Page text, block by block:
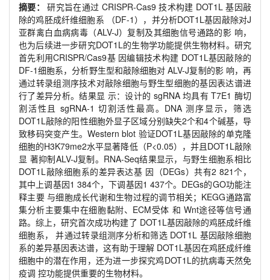
摘要：研究旨在通过 CRISPR-Cas9 技术构建 DOT1L 基因敲
除的鸡胚成纤维细胞系 （DF-1），并分析DOT1L基因敲除对J
亚群禽白血病病毒（ALV-J）复制及其细胞信号通路的影 响，
也为后续进一步研究DOT1L的生物学功能提供生物材料。研究
首先利用CRISPR/Cas9基 因编辑技术构建 DOT1L基因敲除的
DF-1细胞系，分析野生型和敲除细胞对 ALV-J复制的影 响，再
通过转录组测序技术对敲除细胞与野生型细胞的基因表达谱进
行了差异分析。结果显 示：设计的 sgRNA 均具有 T7E1 酶切
割活性且 sgRNA-1 切割活性最高。DNA 测序显示，筛选
DOT1L敲除的阳性细胞外显子区域分别缺失2个和4个碱基，导
致移码突变产生。Western blot 验证DOT1L基因敲除的单克隆
细胞的H3K79me2水平显著降低（P<0.05），并且DOT1L敲除
显 著抑制ALV-J复制。RNA-Seq结果显示，与野生细胞系相比
DOT1L敲除细胞系的差异表达基 因（DEGs）共有2 821个，
其中上调基因1 384个，下调基因1 437个。DEGs的GO功能注
释主要 与细胞成长代谢和生物过程的调节相关；KEGG通路富
集分析主要集中在细胞黏附、ECM受体 和 Wnt途径等信号通
路。综上，研究首次成功构建了 DOT1L基因敲除的鸡胚成纤维
细胞系， 并通过转录组测序分析和筛选 DOT1L 基因敲除细胞
系的差异基因表达谱，这有助于理解 DOT1L基因在鸡胚成纤维
细胞中的潜在作用，还为进一步探究鸡DOT1L的抗病毒天然免
疫调 控功能提供重要的生物材料。